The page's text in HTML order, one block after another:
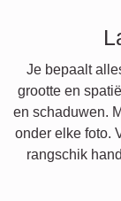
Je bepaalt
grootte en
en schaduwen.
onder elke foto.
rangschik